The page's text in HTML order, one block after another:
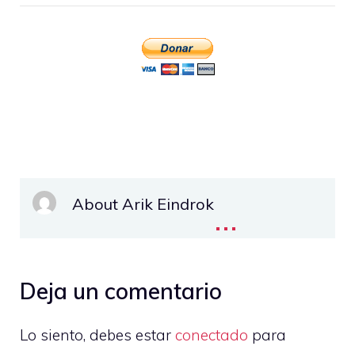
About Arik Eindrok...
Deja un comentario
Lo siento, debes estar conectado para